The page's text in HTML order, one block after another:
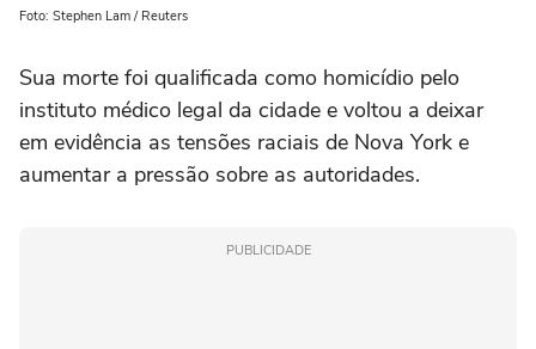
Foto: Stephen Lam / Reuters
Sua morte foi qualificada como homicídio pelo
instituto médico legal da cidade e voltou a deixar
em evidência as tensões raciais de Nova York e
aumentar a pressão sobre as autoridades.
PUBLICIDADE